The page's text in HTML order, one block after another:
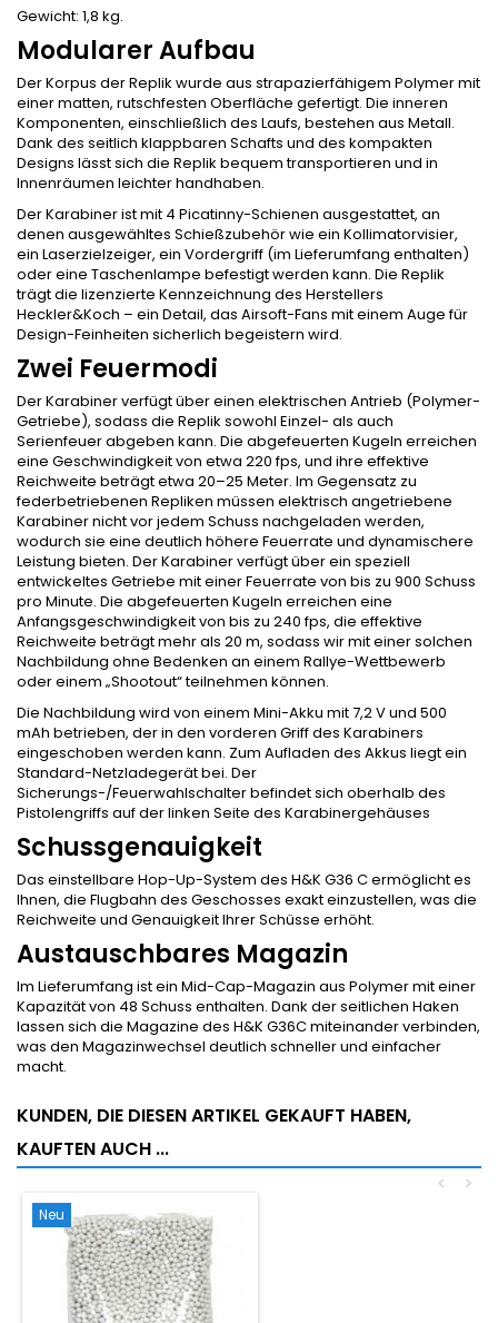
Gewicht: 1,8 kg.
Modularer Aufbau
Der Korpus der Replik wurde aus strapazierfähigem Polymer mit
einer matten, rutschfesten Oberfläche gefertigt. Die inneren
Komponenten, einschließlich des Laufs, bestehen aus Metall.
Dank des seitlich klappbaren Schafts und des kompakten
Designs lässt sich die Replik bequem transportieren und in
Innenräumen leichter handhaben.
Der Karabiner ist mit 4 Picatinny-Schienen ausgestattet, an
denen ausgewähltes Schießzubehör wie ein Kollimatorvisier,
ein Laserzielzeiger, ein Vordergriff (im Lieferumfang enthalten)
oder eine Taschenlampe befestigt werden kann. Die Replik
trägt die lizenzierte Kennzeichnung des Herstellers
Heckler&Koch – ein Detail, das Airsoft-Fans mit einem Auge für
Design-Feinheiten sicherlich begeistern wird.
Zwei Feuermodi
Der Karabiner verfügt über einen elektrischen Antrieb (Polymer-
Getriebe), sodass die Replik sowohl Einzel- als auch
Serienfeuer abgeben kann. Die abgefeuerten Kugeln erreichen
eine Geschwindigkeit von etwa 220 fps, und ihre effektive
Reichweite beträgt etwa 20–25 Meter. Im Gegensatz zu
federbetriebenen Repliken müssen elektrisch angetriebene
Karabiner nicht vor jedem Schuss nachgeladen werden,
wodurch sie eine deutlich höhere Feuerrate und dynamischere
Leistung bieten. Der Karabiner verfügt über ein speziell
entwickeltes Getriebe mit einer Feuerrate von bis zu 900 Schuss
pro Minute. Die abgefeuerten Kugeln erreichen eine
Anfangsgeschwindigkeit von bis zu 240 fps, die effektive
Reichweite beträgt mehr als 20 m, sodass wir mit einer solchen
Nachbildung ohne Bedenken an einem Rallye-Wettbewerb
oder einem „Shootout“ teilnehmen können.
Die Nachbildung wird von einem Mini-Akku mit 7,2 V und 500
mAh betrieben, der in den vorderen Griff des Karabiners
eingeschoben werden kann. Zum Aufladen des Akkus liegt ein
Standard-Netzladegerät bei. Der
Sicherungs-/Feuerwahlschalter befindet sich oberhalb des
Pistolengriffs auf der linken Seite des Karabinergehäuses
Schussgenauigkeit
Das einstellbare Hop-Up-System des H&K G36 C ermöglicht es
Ihnen, die Flugbahn des Geschosses exakt einzustellen, was die
Reichweite und Genauigkeit Ihrer Schüsse erhöht.
Austauschbares Magazin
Im Lieferumfang ist ein Mid-Cap-Magazin aus Polymer mit einer
Kapazität von 48 Schuss enthalten. Dank der seitlichen Haken
lassen sich die Magazine des H&K G36C miteinander verbinden,
was den Magazinwechsel deutlich schneller und einfacher
macht.
KUNDEN, DIE DIESEN ARTIKEL GEKAUFT HABEN,
KAUFTEN AUCH ...
>
<
Neu